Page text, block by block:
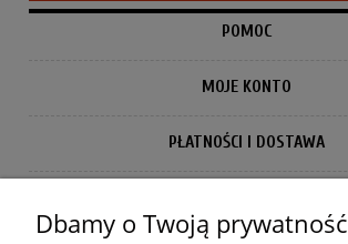
POMOC
MOJE KONTO
PŁATNOŚCI I DOSTAWA
Dbamy o Twoją prywatność